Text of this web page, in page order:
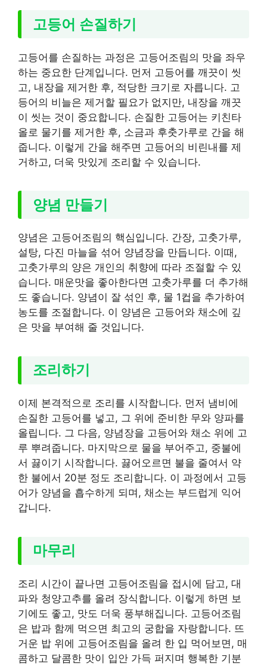
고등어 손질하기
고등어를 손질하는 과정은 고등어조림의 맛을 좌우
하는 중요한 단계입니다. 먼저 고등어를 깨끗이 씻
고, 내장을 제거한 후, 적당한 크기로 자릅니다. 고
등어의 비늘은 제거할 필요가 없지만, 내장을 깨끗
이 씻는 것이 중요합니다. 손질한 고등어는 키친타
올로 물기를 제거한 후, 소금과 후춧가루로 간을 해
줍니다. 이렇게 간을 해주면 고등어의 비린내를 제
거하고, 더욱 맛있게 조리할 수 있습니다.
양념 만들기
양념은 고등어조림의 핵심입니다. 간장, 고춧가루,
설탕, 다진 마늘을 섞어 양념장을 만듭니다. 이때,
고춧가루의 양은 개인의 취향에 따라 조절할 수 있
습니다. 매운맛을 좋아한다면 고춧가루를 더 추가해
도 좋습니다. 양념이 잘 섞인 후, 물 1컵을 추가하여
농도를 조절합니다. 이 양념은 고등어와 채소에 깊
은 맛을 부여해 줄 것입니다.
조리하기
이제 본격적으로 조리를 시작합니다. 먼저 냄비에
손질한 고등어를 넣고, 그 위에 준비한 무와 양파를
올립니다. 그 다음, 양념장을 고등어와 채소 위에 고
루 뿌려줍니다. 마지막으로 물을 부어주고, 중불에
서 끓이기 시작합니다. 끓어오르면 불을 줄여서 약
한 불에서 20분 정도 조리합니다. 이 과정에서 고등
어가 양념을 흡수하게 되며, 채소는 부드럽게 익어
갑니다.
마무리
조리 시간이 끝나면 고등어조림을 접시에 담고, 대
파와 청양고추를 올려 장식합니다. 이렇게 하면 보
기에도 좋고, 맛도 더욱 풍부해집니다. 고등어조림
은 밥과 함께 먹으면 최고의 궁합을 자랑합니다. 뜨
거운 밥 위에 고등어조림을 올려 한 입 먹어보면, 매
콤하고 달콤한 맛이 입안 가득 퍼지며 행복한 기분